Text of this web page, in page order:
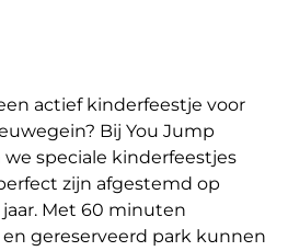
actief kinderfeestje voor
Bij You Jump
speciale kinderfeestjes
zijn afgestemd op
Met 60 minuten
gereserveerd park kunnen